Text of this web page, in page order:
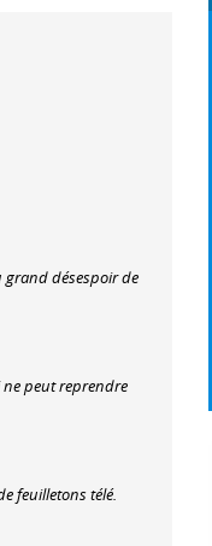
grand désespoir de
peut reprendre
feuilletons télé.